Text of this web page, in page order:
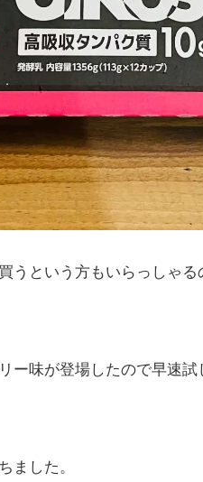
うという方もいらっしゃる
ー味が登場したので早速試
ました。